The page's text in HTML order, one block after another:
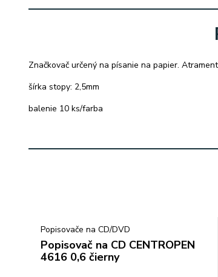
Značkovač určený na písanie na papier.
šírka stopy: 2,5mm
balenie 10 ks/farba
Popisovače na CD/DVD
Popisovač na CD CENTROPEN
4616 0,6 čierny